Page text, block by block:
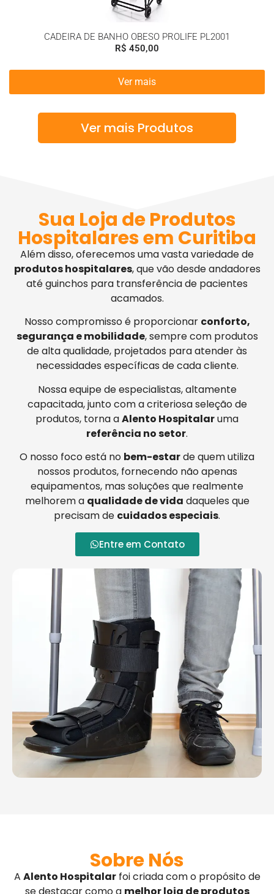
CADEIRA DE BANHO OBESO PROLIFE PL2001
R$ 450,00
Ver mais
Ver mais Produtos
Sua Loja de Produtos
Hospitalares em Curitiba
Além disso, oferecemos uma vasta variedade de
produtos hospitalares, que vão desde andadores
até guinchos para transferência de pacientes
acamados.
Nosso compromisso é proporcionar conforto,
segurança e mobilidade, sempre com produtos
de alta qualidade, projetados para atender às
necessidades específicas de cada cliente.
Nossa equipe de especialistas, altamente
capacitada, junto com a criteriosa seleção de
produtos, torna aAlento Hospitalaruma
referência no setor.
O nosso foco está no bem-estarde quem utiliza
nossos produtos, fornecendo não apenas
equipamentos, mas soluções que realmente
melhorem a qualidade de vida daqueles que
precisam de cuidados especiais.
Entre em Contato
Sobre Nós
A Alento Hospitalarfoi criada com o propósito de